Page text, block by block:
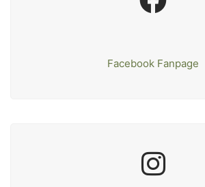
Facebook Fanpage